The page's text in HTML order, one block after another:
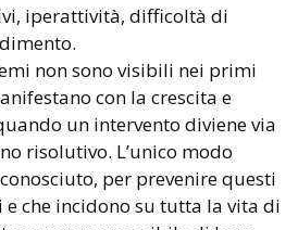
iperattività, difficoltà di
non sono visibili nei primi
con la crescita e
un intervento diviene via
risolutivo. L’unico modo
per prevenire questi
che incidono su tutta la vita di